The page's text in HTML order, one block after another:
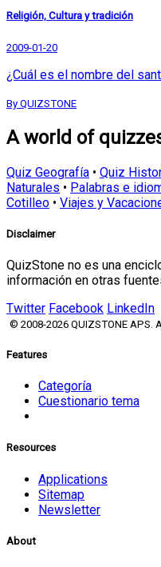
Religión, Cultura y tradición
2009-01-20
¿Cuál es el nombre del
By QUIZSTONE
A world of
Quiz Geografía • Quiz
Naturales • Palabras e
Cotilleo • Viajes y
Disclaimer
QuizStone no es una
información en otras
Twitter Facebook LinkedIn
© 2008-2026 QUIZSTONE APS.
Features
Categoría
Cuestionario tema
Resources
Applications
Sitemap
Newsletter
About